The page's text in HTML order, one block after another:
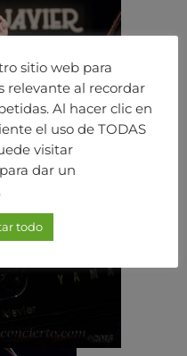
sitio web para
relevante al recordar
Al hacer clic en
el uso de TODAS
visitar
dar un
todo